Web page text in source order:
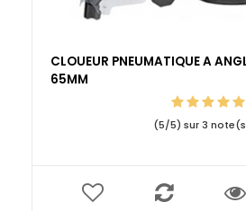
CLOUEUR PNEUMATIQUE A
65MM
(5/5) sur3